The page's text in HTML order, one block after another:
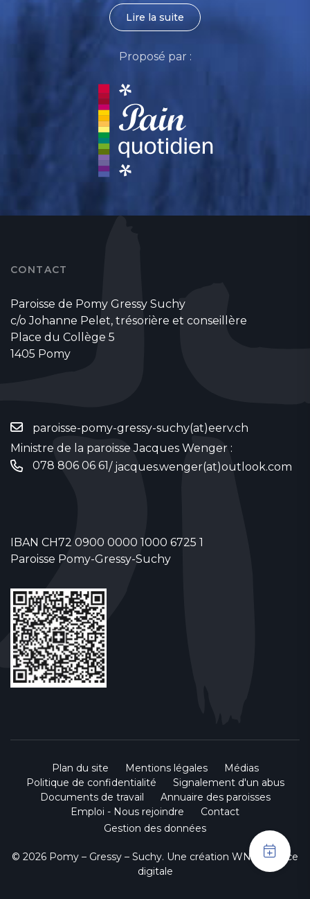
Lire la suite
Proposé par :
CONTACT
Paroisse de Pomy Gressy Suchy
c/o Johanne Pelet, trésorière et conseillère
Place du Collège 5
1405 Pomy
paroisse-pomy-gressy-suchy(at)eerv.ch
Ministre de la paroisse Jacques Wenger :
078 806 06 61/ jacques.wenger(at)outlook.com
IBAN CH72 0900 0000 1000 6725 1
Paroisse Pomy-Gressy-Suchy
Plan du site Mentions légales
Médias
Politique de confidentialité
Signalement d'un abus
Documents de travail
Annuaire des paroisses
Emploi - Nous rejoindre
Contact
Gestion des données
© 2026 Pomy – Gressy – Suchy. Une création WNG agence
digitale